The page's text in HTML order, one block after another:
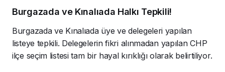
Burgazada ve Kınalıada Halkı Tepkili!
Burgazada ve Kınalıada üye ve delegeleri yapılan
listeye tepkili. Delegelerin fikri alınmadan yapılan CHP
ilçe seçim listesi tam bir hayal kırıklığı olarak belirtiliyor.